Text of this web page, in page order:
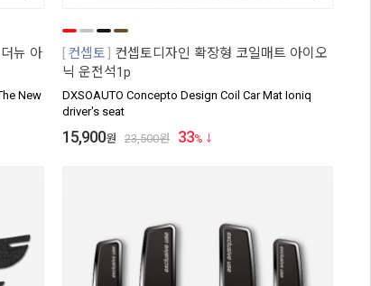
뉴 아
New
컨셉토
컨셉토디자인 확장형 코일매트 아이오
닉 운전석1p
DXSOAUTO Concepto Design Coil Car Mat Ioniq
driver's seat
15,900원 23,500원 33%